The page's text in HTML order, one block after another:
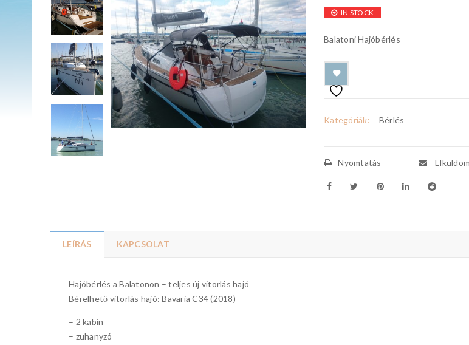
IN STOCK
Balatoni Hajóbérlés
Kategóriák: Bérlés
Nyomtatás
LEÍRÁS KAPCSOLAT
Hajóbérlés a Balatonon – teljes új vitorlás hajó
Bérelhető vitorlás hajó: Bavaria C34 (2018)
– 2 kabin
– zuhanyzó